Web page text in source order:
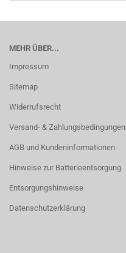
MEHR ÜBER...
Impressum
Sitemap
Widerrufsrecht
Versand- & Zahlungsbedingungen
AGB und Kundeninformationen
Hinweise zur Batterieentsorgung
Entsorgungshinweise
Datenschutzerklärung